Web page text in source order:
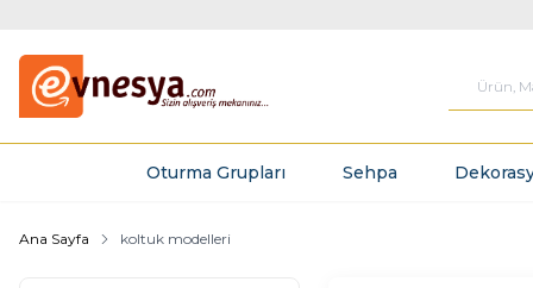
Oturma Grupları Sehpa
Ana Sayfa koltuk modelleri